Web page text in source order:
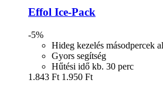
Effol Ice-​Pack
-5%
Hideg kezelés másodpercek
Gyors segítség
Hűtési idő kb. 30 perc
1.843 Ft 1.950 Ft